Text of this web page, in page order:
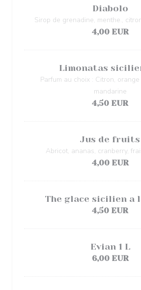
Diabolo
Sirop de grenadine, menthe.,
4,00 EUR
Limonatas
Parfum au choix : Citron,
mandarine
4,50 EUR
Jus de fruits
Abricot, ananas, cranberry,
4,00 EUR
The glace sicilien a
4,50 EUR
Evian 1 L
6,00 EUR